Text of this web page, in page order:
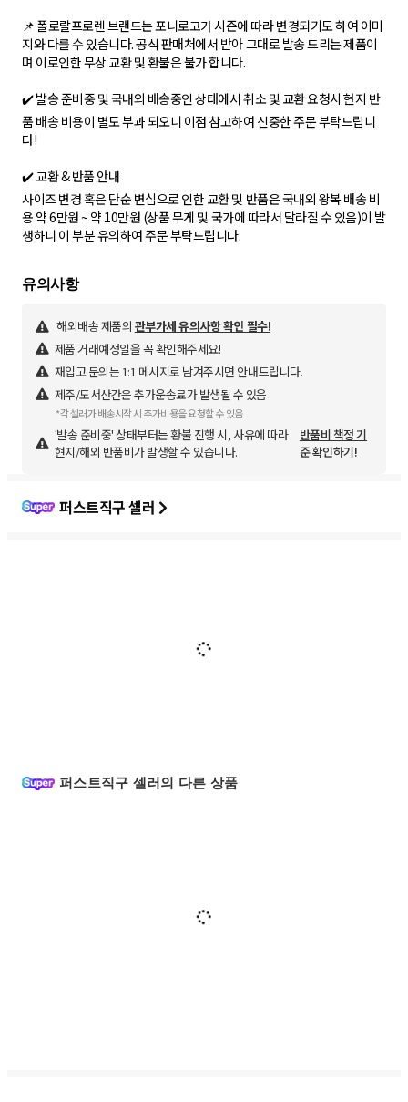
📌 폴로랄프로렌 브랜드는 포니로고가 시즌에 따라 변경되기도 하여 이미
지와 다를 수 있습니다. 공식 판매처에서 받아 그대로 발송 드리는 제품이
며 이로인한 무상 교환 및 환불은 불가 합니다.
✔️ 발송 준비중 및 국내외 배송중인 상태에서 취소 및 교환 요청시 현지 반
품 배송 비용이 별도 부과 되오니 이점 참고하여 신중한 주문 부탁드립니
다!
✔️ 교환 & 반품 안내
사이즈 변경 혹은 단순 변심으로 인한 교환 및 반품은 국내외 왕복 배송 비
용 약 6만원 ~ 약 10만원 (상품 무게 및 국가에 따라서 달라질 수 있음)이 발
생하니 이 부분 유의하여 주문 부탁드립니다.
유의사항
해외배송 제품의 관부가세 유의사항 확인 필수!
제품 거래예정일을 꼭 확인해주세요!
재입고 문의는 1:1 메시지로 남겨주시면 안내드립니다.
제주/도서산간은 추가운송료가 발생될 수 있음
*각 셀러가 배송시작 시 추가비용을 요청할 수 있음
'발송 준비중' 상태부터는 환불 진행 시, 사유에 따라
현지/해외 반품비가 발생할 수 있습니다.
반품비 책정 기
준 확인하기!
퍼스트직구 셀러
퍼스트직구 셀러의 다른 상품